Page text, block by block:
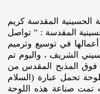
الحسينية المقدسة كريم
المقدسة : ” تواصل
أعمالها في توسيع وترميم
الشريف ، واليوم تم
فوق المذبح المقدس من
تحمل عبارة (السلام
تمت صناعة هذه اللوحة